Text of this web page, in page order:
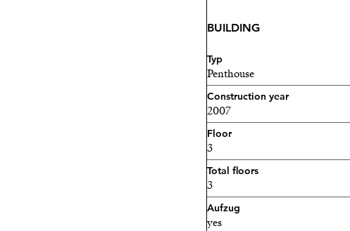
BUILDING
Typ
Penthouse
Construction year
2007
Floor
3
Total floors
3
Aufzug
yes